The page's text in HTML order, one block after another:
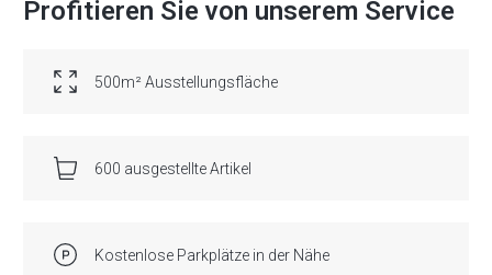
Profitieren Sie von unserem Service
500m² Ausstellungsfläche
600 ausgestellte Artikel
Kostenlose Parkplätze in der Nähe